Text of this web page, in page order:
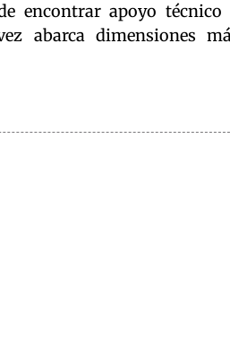
encontrar apoyo técnico
abarca dimensiones